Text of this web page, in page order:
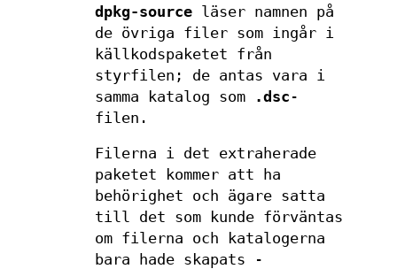
dpkg-sourceläser namnen på
de övriga filer som ingår i
källkodspaketet från
styrfilen; de antas vara i
samma katalog som
.dsc -
filen.
Filerna i det extraherade
paketet kommer att ha
behörighet och ägare satta
till det som kunde förväntas
om filerna och katalogerna
bara hade skapats -